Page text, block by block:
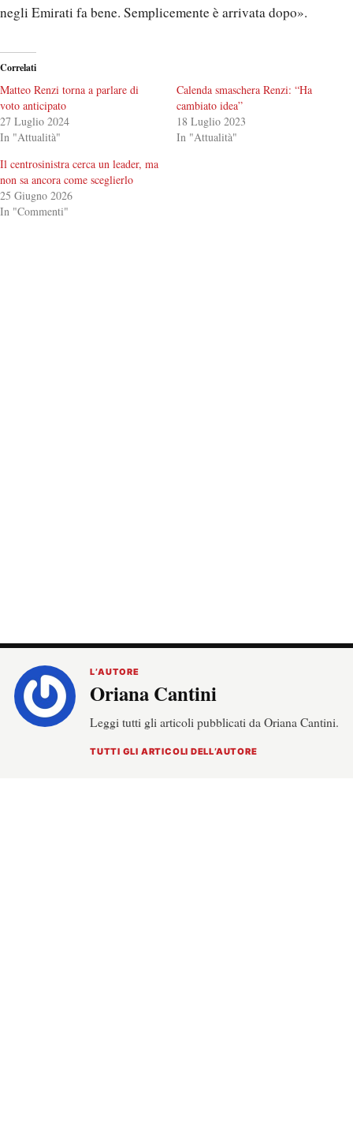
negli Emirati fa bene. Semplicemente è arrivata dopo».
Correlati
Matteo Renzi torna a parlare di
voto anticipato
27 Luglio 2024
In "Attualità"
Calenda smaschera Renzi: “Ha
cambiato idea”
18 Luglio 2023
In "Attualità"
Il centrosinistra cerca un leader, ma
non sa ancora come sceglierlo
25 Giugno 2026
In "Commenti"
L’AUTORE
Oriana Cantini
Leggi tutti gli articoli pubblicati da Oriana Cantini.
TUTTI GLI ARTICOLI DELL’AUTORE